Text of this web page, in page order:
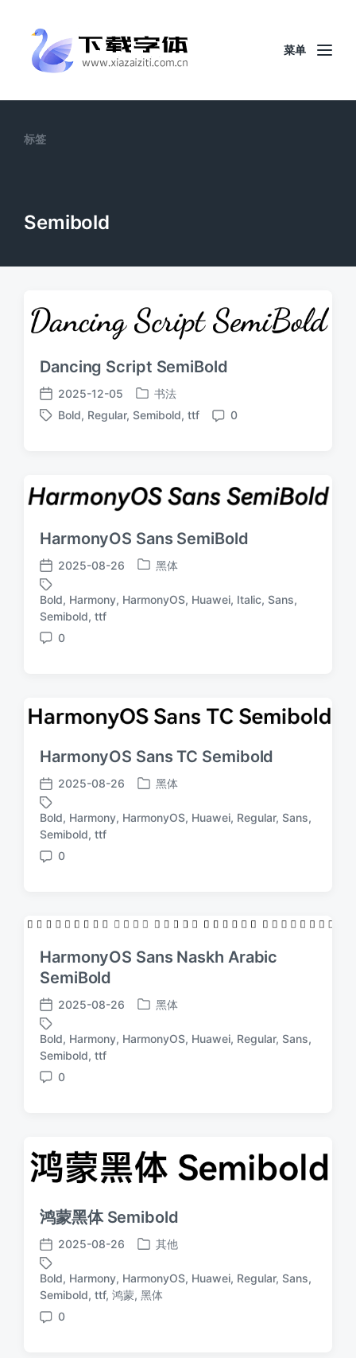
菜单
标签
Semibold
Dancing Script SemiBold
发
布
2025-12-05
发
布
书法
标
Bold, Regular, Semibold, ttf
评
0
HarmonyOS Sans SemiBold
发
布
日
期
2025-08-26
发
于
黑体
标
签
Bold, Harmony, HarmonyOS, Huawei, Italic, Sans,
Semibold, ttf
评
0
HarmonyOS Sans TC Semibold
发
布
日
期
2025-08-26
发
于
黑体
标
Bold, Harmony, HarmonyOS, Huawei, Regular, Sans,
Semibold, ttf
评
0
HarmonyOS Sans Naskh Arabic
SemiBold
发
布
日
期
2025-08-26
发
于
黑体
标
签
Bold, Harmony, HarmonyOS, Huawei, Regular, Sans,
Semibold, ttf
评
0
鸿蒙黑体 Semibold
发
布
日
期
2025-08-26
发
于
其他
标
Bold, Harmony, HarmonyOS, Huawei, Regular, Sans,
Semibold, ttf, 鸿蒙, 黑体
评
0